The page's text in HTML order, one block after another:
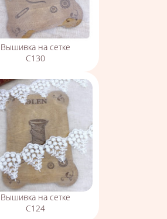
Вышивка на сетке
С130
Вышивка на сетке
С124